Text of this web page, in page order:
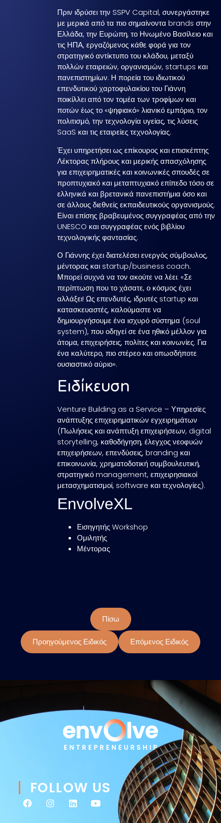
Πριν ιδρύσει την SSPV Capital, συνεργάστηκε
με μερικά από τα πιο σημαίνοντα brands στην
Ελλάδα, την Ευρώπη, το Ηνωμένο Βασίλειο και
τις ΗΠΑ, εργαζόμενος κάθε φορά για τον
στρατηγικό αντίκτυπο του κλάδου, μεταξύ
πολλών εταιρειών, οργανισμών, startups και
πανεπιστημίων. Η πορεία του ιδιωτικού
επενδυτικού χαρτοφυλακίου του Γιάννη
ποικίλλει από τον τομέα των τροφίμων και
ποτών έως το «ψηφιακό» λιανικό εμπόριο, τον
πολιτισμό, την τεχνολογία υγείας, τις λύσεις
SaaS και τις εταιρείες τεχνολογίας.
Έχει υπηρετήσει ως επίκουρος και επισκέπτης
Λέκτορας πλήρους και μερικής απασχόλησης
για επιχειρηματικές και κοινωνικές σπουδές σε
προπτυχιακό και μεταπτυχιακό επίπεδο τόσο σε
ελληνικά και βρετανικά πανεπιστήμια όσο και
σε άλλους διεθνείς εκπαιδευτικούς οργανισμούς.
Είναι επίσης βραβευμένος συγγραφέας από την
UNESCO και συγγραφέας ενός βιβλίου
τεχνολογικής φαντασίας.
Ο Γιάννης έχει διατελέσει ενεργός σύμβουλος,
μέντορας και startup/business coach.
Μπορεί συχνά να τον ακούτε να λέει: «Σε
περίπτωση που το χάσατε, ο κόσμος έχει
αλλάξει! Ως επενδυτές, ιδρυτές startup και
κατασκευαστές, καλούμαστε να
δημιουργήσουμε ένα ισχυρό σύστημα (soul
system), που οδηγεί σε ένα ηθικό μέλλον για
άτομα, επιχειρήσεις, πολίτες και κοινωνίες. Για
ένα καλύτερο, πιο στέρεο και οπωσδήποτε
ουσιαστικό αύριο».
Ειδίκευση
Venture Building as a Service – Υπηρεσίες
ανάπτυξης επιχειρηματικών εγχειρημάτων
(Πωλήσεις και ανάπτυξη επιχειρήσεων, digital
storytelling, καθοδήγηση, έλεγχος νεοφυών
επιχειρήσεων, επενδύσεις, branding και
επικοινωνία, χρηματοδοτική συμβουλευτική,
στρατηγικό management, επιχειρησιακοί
μετασχηματισμοί, software και τεχνολογίες).
EnvolveXL
Εισηγητής Workshop
Ομιλητής
Μέντορας
Πίσω
Προηγούμενος Ειδικός Επόμενος Ειδικός
FOLLOW US